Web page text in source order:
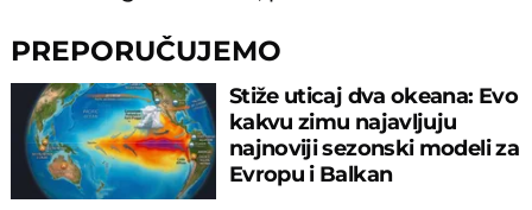
PREPORUČUJEMO
Stiže uticaj dva okeana: Evo
kakvu zimu najavljuju
najnoviji sezonski modeli za
Evropu i Balkan